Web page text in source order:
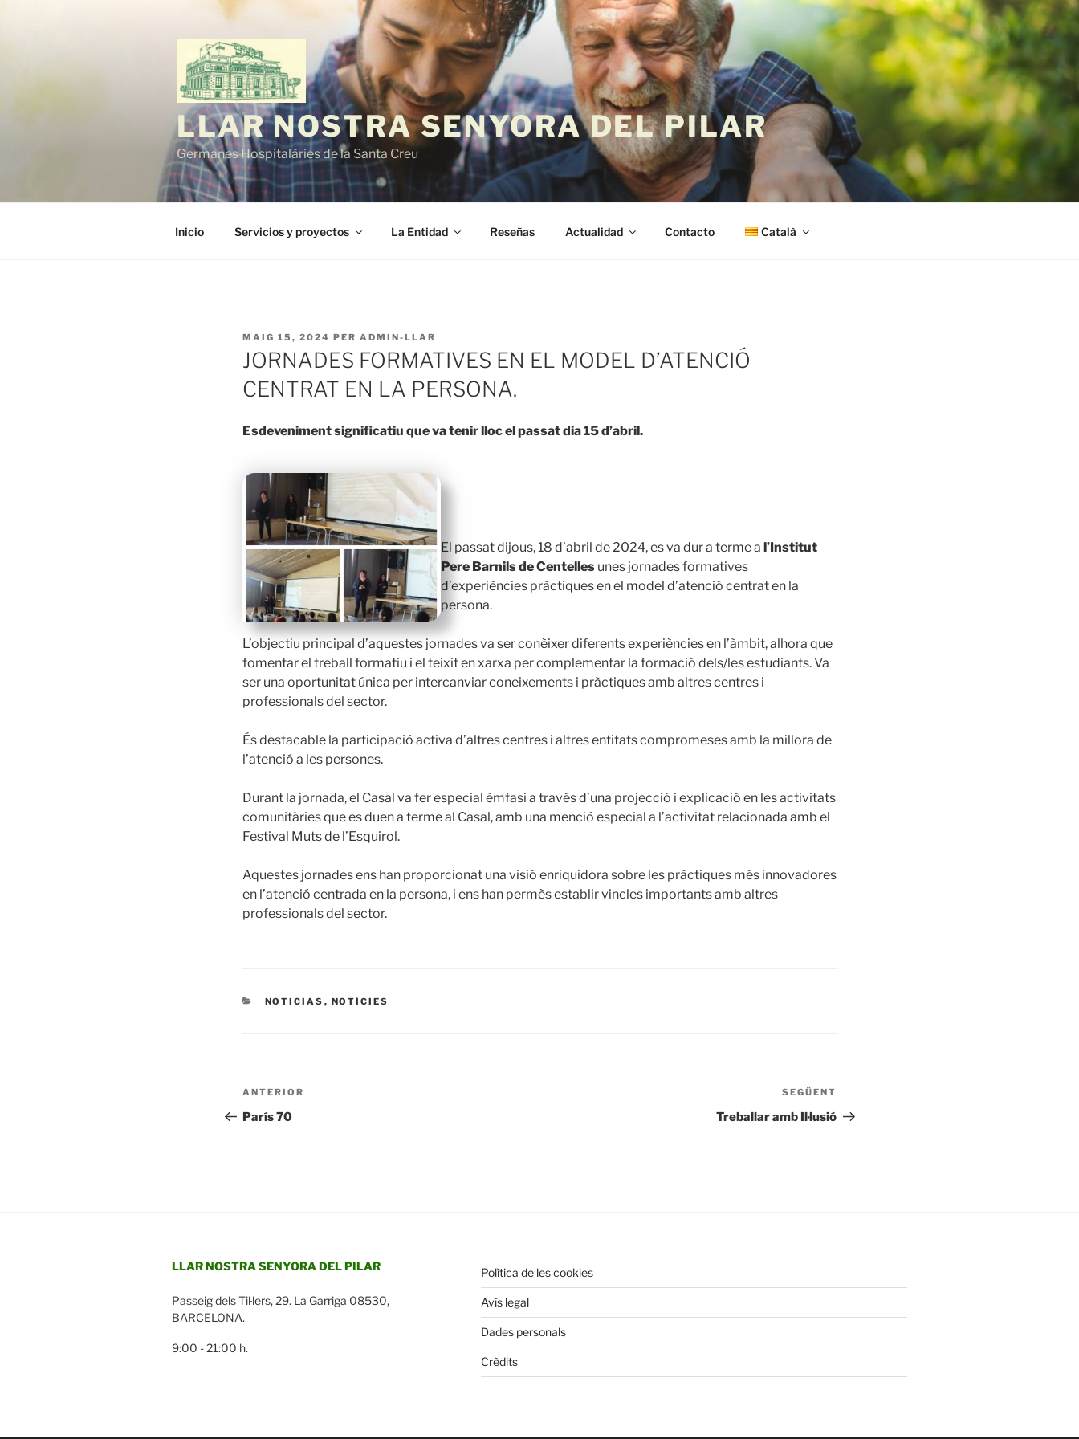
LLAR NOSTRA SENYORA DEL PILAR
Germanes Hospitalàries de la Santa Creu
Inicio Servicios y proyectos La Entidad Reseñas Actualidad Contacto Català
PUBLICAT
A
MAIG 15, 2024 PER ADMIN-LLAR
JORNADES FORMATIVES EN EL MODEL D’ATENCIÓ
CENTRAT EN LA PERSONA.
Esdeveniment significatiu que va tenir lloc el passat dia 15 d’abril.
El passat dijous, 18 d’abril de 2024, es va dur a terme a l’Institut
Pere Barnils de Centellesunes jornades formatives
d’experiències pràctiques en el model d’atenció centrat en la
persona.
L’objectiu principal d’aquestes jornades va ser conèixer diferents experiències en l’àmbit, alhora que
fomentar el treball formatiu i el teixit en xarxa per complementar la formació dels/les estudiants. Va
ser una oportunitat única per intercanviar coneixements i pràctiques amb altres centres i
professionals del sector.
És destacable la participació activa d’altres centres i altres entitats compromeses amb la millora de
l’atenció a les persones.
Durant la jornada, el Casal va fer especial èmfasi a través d’una projecció i explicació en les activitats
comunitàries que es duen a terme al Casal, amb una menció especial a l’activitat relacionada amb el
Festival Muts de l’Esquirol.
Aquestes jornades ens han proporcionat una visió enriquidora sobre les pràctiques més innovadores
en l’atenció centrada en la persona, i ens han permès establir vincles importants amb altres
professionals del sector.
CATEGORIES
NOTICIAS , NOTÍCIES
Navegació
d'entrades
Entrada
anterior
ANTERIOR
París 70
següent
SEGÜENT
Treballar amb Il·lusió
LLAR NOSTRA SENYORA DEL PILAR
Passeig dels Til·lers, 29. La Garriga 08530,
BARCELONA.
9:00 - 21:00 h.
Polìtica de les cookies
Avís legal
Dades personals
Crèdits